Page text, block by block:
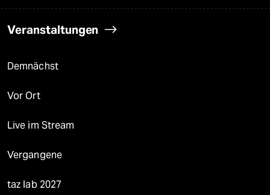
Veranstaltungen
Demnächst
Vor Ort
Live im Stream
Vergangene
taz lab 2027